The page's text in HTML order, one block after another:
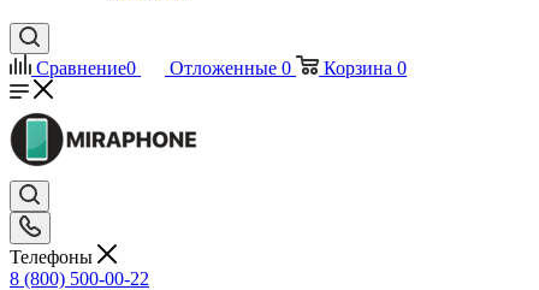
Сравнение0 Отложенные 0 Корзина 0
Телефоны
8 (800) 500-00-22